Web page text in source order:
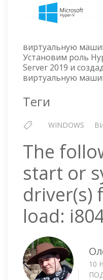
виртуальную
Установим роль
Server 2019 и
виртуальную
Теги
WINDOWS
The
start or
driver(s)
load:
10